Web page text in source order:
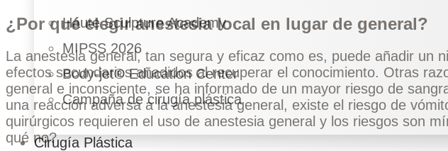
Haute Sculpture Academy
MIPSS 2026
Body-jet® Education Center
Campaña de cirugía plástica
Cirugía Plástica
¿Por qué elegir anestesia local en lugar de general?
La anestesia general, tan segura y eficaz como es, puede añadir un
efectos secundarios añadidos al recuperar el conocimiento. Otras
general e inconsciente, se ha informado de un mayor riesgo de
una reacción adversa a la anestesia general, existe el riesgo de
quirúrgicos requieren el uso de anestesia general y los riesgos son
qué no?